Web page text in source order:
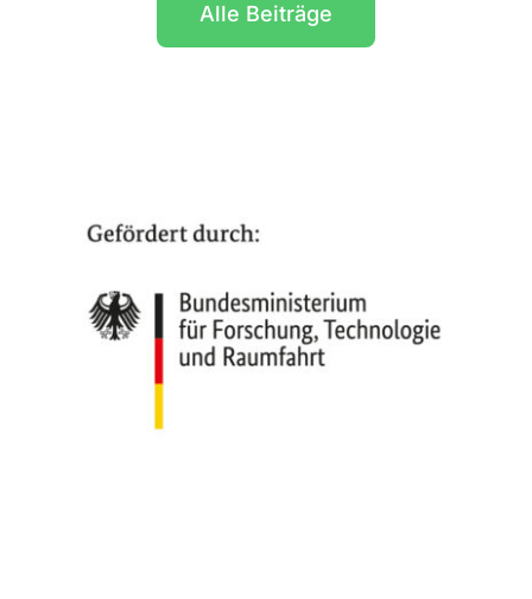
Alle Beiträge